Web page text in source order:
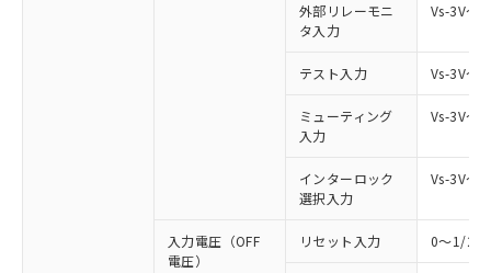
外部リレーモニ
タ入力
Vs-3V～
テスト入力 Vs-3V～
ミューティング
入力
Vs-3V～
インターロック
選択入力
Vs-3V～
入力電圧（OFF
電圧）
リセット入力 0～1/